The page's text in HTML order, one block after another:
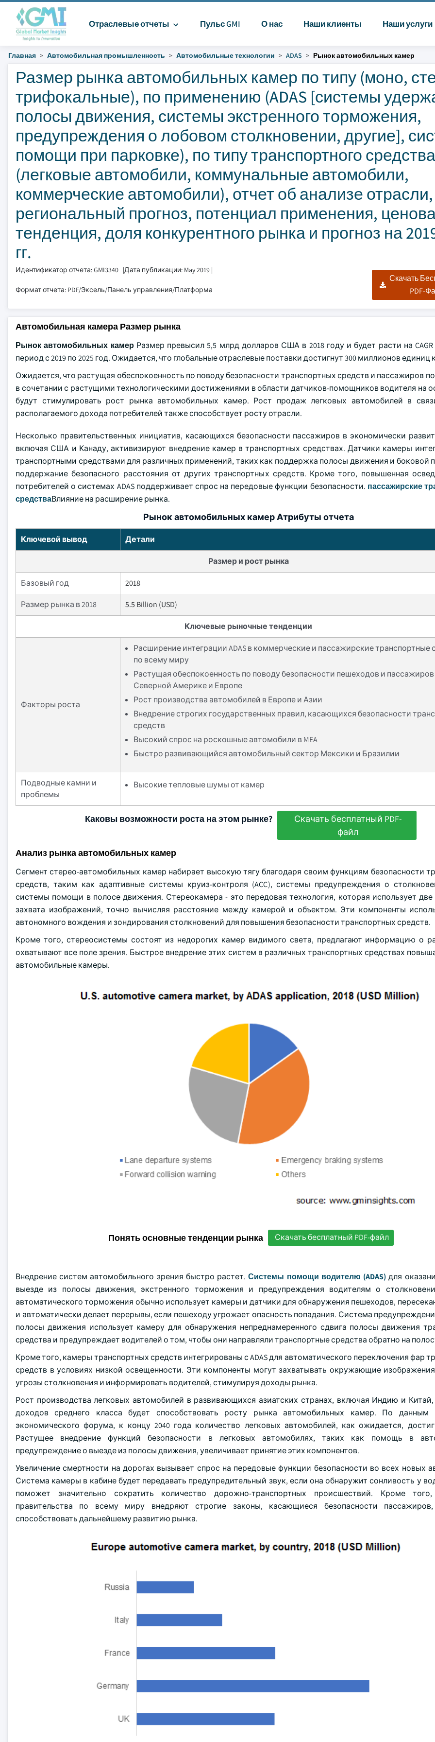
Отраслевые отчеты Пульс GMI О нас Наши клиенты Наши услуги
Главная Автомобильная промышленность Автомобильные технологии ADAS Рынок автомобильных камер
Размер рынка автомобильных камер по типу (моно,
трифокальные), по применению (ADAS [системы
полосы движения, системы экстренного торможения,
предупреждения о лобовом столкновении, другие],
помощи при парковке), по типу транспортного средства
(легковые автомобили, коммунальные автомобили,
коммерческие автомобили), отчет об анализе отрасли,
региональный прогноз, потенциал применения,
тенденция, доля конкурентного рынка и прогноз на
гг.
Идентификатор отчета: GMI3340 |Дата публикации: May 2019 |
Формат отчета: PDF/Эксель/Панель управления/Платформа
Скачать
PDF-
Автомобильная камера Размер рынка
Рынок автомобильных камер Размер превысил 5,5 млрд долларов США в 2018 году и будет расти на CAGR
период с 2019 по 2025 год. Ожидается, что глобальные отраслевые поставки достигнут 300 миллионов единиц к
Ожидается, что растущая обеспокоенность по поводу безопасности транспортных средств и пассажиров
в сочетании с растущими технологическими достижениями в области датчиков-помощников водителя на
будут стимулировать рост рынка автомобильных камер. Рост продаж легковых автомобилей в
располагаемого дохода потребителей также способствует росту отрасли.
Несколько правительственных инициатив, касающихся безопасности пассажиров в экономически
включая США и Канаду, активизируют внедрение камер в транспортных средствах. Датчики камеры
транспортными средствами для различных применений, таких как поддержка полосы движения и боковой
поддержание безопасного расстояния от других транспортных средств. Кроме того, повышенная
потребителей о системах ADAS поддерживает спрос на передовые функции безопасности. пассажирские
средстваВлияние на расширение рынка.
Рынок автомобильных камер Атрибуты отчета
Ключевой вывод Детали
Размер и рост рынка
Базовый год 2018
Размер рынка в 2018 5.5 Billion (USD)
Ключевые рыночные тенденции
Факторы роста
Расширение интеграции ADAS в коммерческие и пассажирские транспортные
по всему миру
Растущая обеспокоенность по поводу безопасности пешеходов и пассажиров
Северной Америке и Европе
Рост производства автомобилей в Европе и Азии
Внедрение строгих государственных правил, касающихся безопасности
средств
Высокий спрос на роскошные автомобили в MEA
Быстро развивающийся автомобильный сектор Мексики и Бразилии
Подводные камни и
проблемы
Высокие тепловые шумы от камер
Каковы возможности роста на этом рынке?
Скачать бесплатный PDF-
файл
Анализ рынка автомобильных камер
Сегмент стерео-автомобильных камер набирает высокую тягу благодаря своим функциям безопасности
средств, таким как адаптивные системы круиз-контроля (ACC), системы предупреждения о
системы помощи в полосе движения. Стереокамера - это передовая технология, которая использует
захвата изображений, точно вычисляя расстояние между камерой и объектом. Эти компоненты
автономного вождения и зондирования столкновений для повышения безопасности транспортных средств.
Кроме того, стереосистемы состоят из недорогих камер видимого света, предлагают информацию о
охватывают все поле зрения. Быстрое внедрение этих систем в различных транспортных средствах
автомобильные камеры.
Понять основные тенденции рынка Скачать бесплатный PDF-файл
Внедрение систем автомобильного зрения быстро растет.Системы помощи водителю (ADAS) для
выезде из полосы движения, экстренного торможения и предупреждения водителям о
автоматического торможения обычно использует камеры и датчики для обнаружения пешеходов,
и автоматически делает перерывы, если пешеходу угрожает опасность попадания. Система
полосы движения использует камеру для обнаружения непреднамеренного сдвига полосы движения
средства и предупреждает водителей о том, чтобы они направляли транспортные средства обратно на
Кроме того, камеры транспортных средств интегрированы с ADAS для автоматического переключения фар
средств в условиях низкой освещенности. Эти компоненты могут захватывать окружающие
угрозы столкновения и информировать водителей, стимулируя доходы рынка.
Рост производства легковых автомобилей в развивающихся азиатских странах, включая Индию и Китай,
доходов среднего класса будет способствовать росту рынка автомобильных камер. По данным
экономического форума, к концу 2040 года количество легковых автомобилей, как ожидается,
Растущее внедрение функций безопасности в легковых автомобилях, таких как помощь в
предупреждение о выезде из полосы движения, увеличивает принятие этих компонентов.
Увеличение смертности на дорогах вызывает спрос на передовые функции безопасности во всех новых
Система камеры в кабине будет передавать предупредительный звук, если она обнаружит сонливость у
поможет значительно сократить количество дорожно-транспортных происшествий. Кроме
правительства по всему миру внедряют строгие законы, касающиеся безопасности
способствовать дальнейшему развитию рынка.